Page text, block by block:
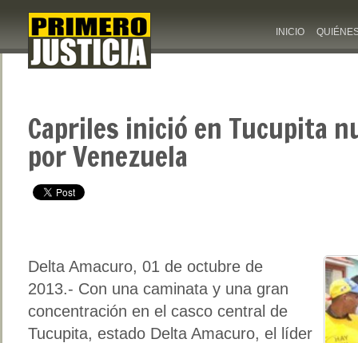
INICIO
Capriles inició en Tucupita
por Venezuela
Delta Amacuro, 01 de octubre de
2013.- Con una caminata y una gran
concentración en el casco central de
Tucupita, estado Delta Amacuro, el líder